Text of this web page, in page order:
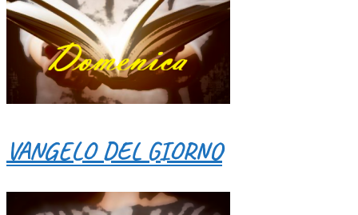
VANGELO DEL GIORNO